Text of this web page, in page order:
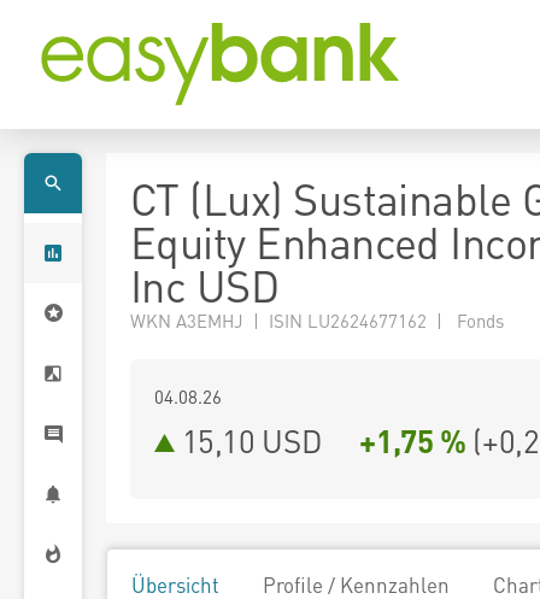
CT (Lux) Sustainable
Equity Enhanced
Inc USD
WKN A3EMHJ | ISIN LU2624677162 | Fonds
04.08.26
15,10 USD +1,75 % (
Übersicht Profile / Kennzahlen